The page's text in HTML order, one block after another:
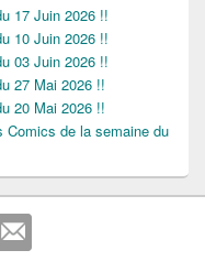
17 Juin 2026 !!
10 Juin 2026 !!
03 Juin 2026 !!
27 Mai 2026 !!
20 Mai 2026 !!
de la semaine du